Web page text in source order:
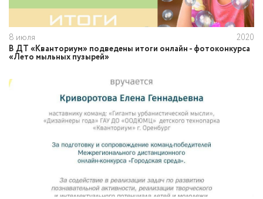
8 июля
2020
​В ДТ «Кванториум» подведены итоги онлайн - фотоконкурса
«Лето мыльных пузырей»